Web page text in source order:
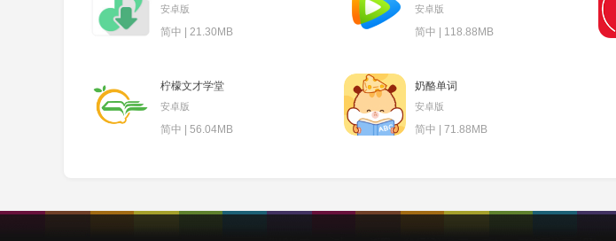
安卓版
简中 | 21.30MB
安卓版
简中 | 118.88MB
柠檬文才学堂
安卓版
简中 | 56.04MB
奶酪单词
安卓版
简中 | 71.88MB